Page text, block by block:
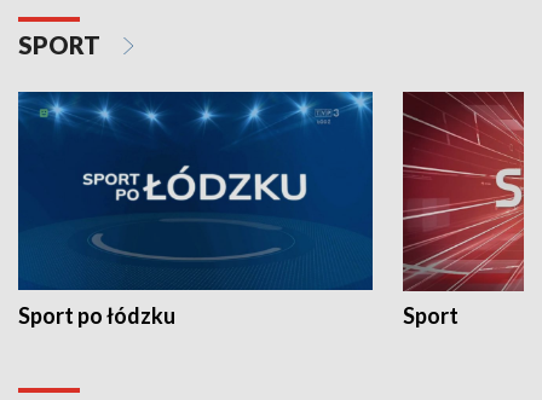
SPORT
Sport po łódzku Sport